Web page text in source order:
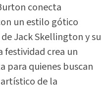
conecta
un estilo gótico
Jack Skellington y su
festividad crea un
para quienes buscan
de la